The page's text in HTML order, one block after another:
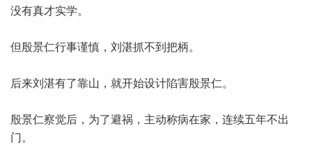
没有真才实学。
但殷景仁行事谨慎，刘湛抓不到把柄。
后来刘湛有了靠山，就开始设计陷害殷景仁。
殷景仁察觉后，为了避祸，主动称病在家，连续五年不出
门。